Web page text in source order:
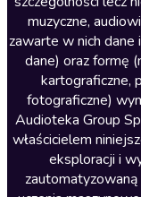
Literatura piękna obca
Literatura piękna
Nagrania relaksacyjne
Nauka języków
Nauki humanistyczne
Podcasty i audycje
muzyczne,
zawarte w nich dane
dane) oraz formę
kartograficzne,
fotograficzne)
Audioteka Group
właścicielem
eksploracji i